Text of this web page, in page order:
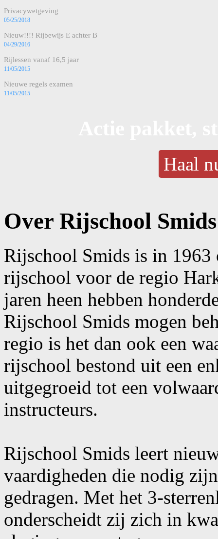
Privacywetgeving
05/25/2018
Nieuw!!!! Rijbewijs E achter B
04/29/2016
Rijlessen vanaf 16,5 jaar
11/05/2015
Nieuwe regels examen
11/05/2015
Haal
Over Rijschool Smids
Rijschool Smids is in
rijschool voor de regio
jaren heen hebben
Rijschool Smids mogen
regio is het dan ook een
rijschool bestond uit een
uitgegroeid tot een
instructeurs.
Rijschool Smids leert
vaardigheden die nodig
gedragen. Met het 3-
onderscheidt zij zich in